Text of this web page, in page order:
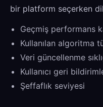
bir platform seçerken
Geçmiş performans
Kullanılan algoritma
Veri güncellenme
Kullanıcı geri
Şeffaflık seviyesi